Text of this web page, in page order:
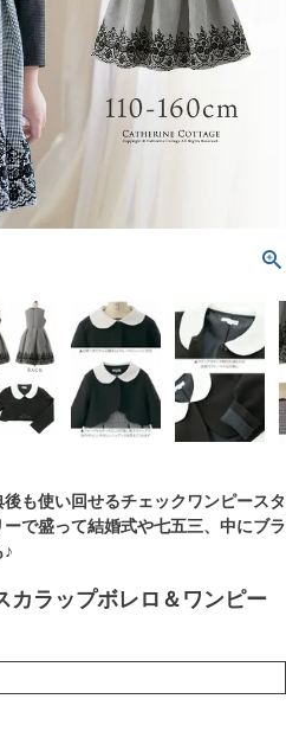
も使い回せるチェックワンピースタ
で盛って結婚式や七五三、中にブラ
カラップボレロ＆ワンピー